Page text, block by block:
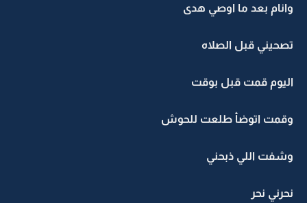
وانام بعد ما اوصي هدى
تصحيني قبل الصلاه
اليوم قمت قبل بوقت
وقمت اتوضأ طلعت للحوش
وشفت اللي ذبحني
نحرني نحر